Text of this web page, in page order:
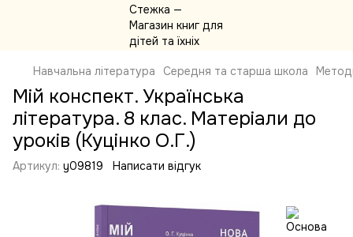
Навчальна література Середня та старша школа
Мій конспект. Українська
література. 8 клас. Матеріали до
уроків (Куцінко О.Г.)
Артикул: y09819 Написати відгук